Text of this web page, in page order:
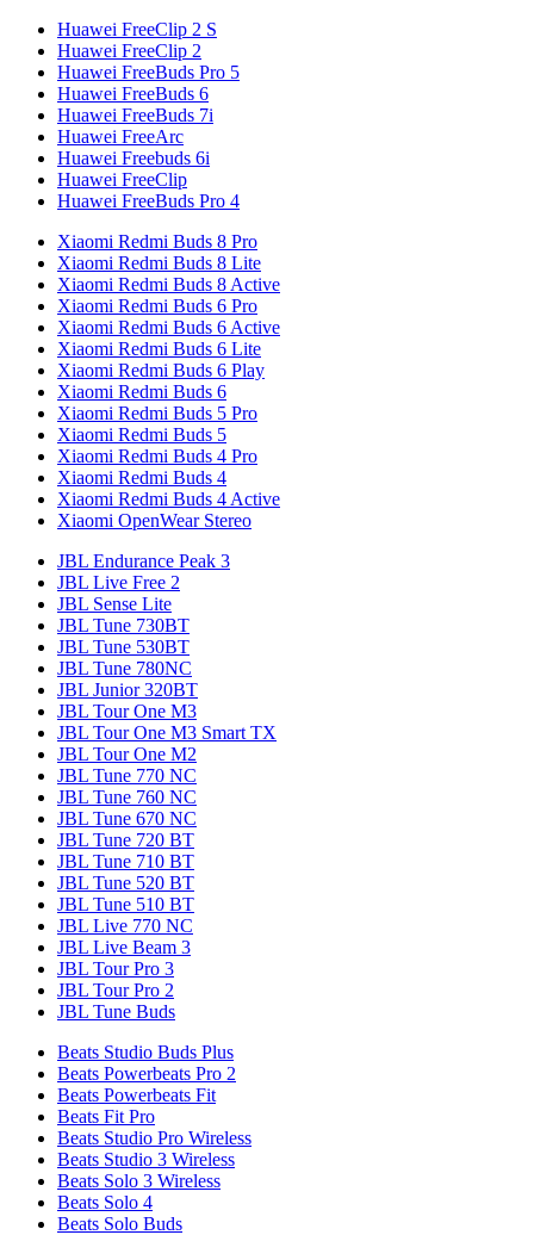
Huawei FreeClip 2 S
Huawei FreeClip 2
Huawei FreeBuds Pro 5
Huawei FreeBuds 6
Huawei FreeBuds 7i
Huawei FreeArc
Huawei Freebuds 6i
Huawei FreeClip
Huawei FreeBuds Pro 4
Xiaomi Redmi Buds 8 Pro
Xiaomi Redmi Buds 8 Lite
Xiaomi Redmi Buds 8 Active
Xiaomi Redmi Buds 6 Pro
Xiaomi Redmi Buds 6 Active
Xiaomi Redmi Buds 6 Lite
Xiaomi Redmi Buds 6 Play
Xiaomi Redmi Buds 6
Xiaomi Redmi Buds 5 Pro
Xiaomi Redmi Buds 5
Xiaomi Redmi Buds 4 Pro
Xiaomi Redmi Buds 4
Xiaomi Redmi Buds 4 Active
Xiaomi OpenWear Stereo
JBL Endurance Peak 3
JBL Live Free 2
JBL Sense Lite
JBL Tune 730BT
JBL Tune 530BT
JBL Tune 780NC
JBL Junior 320BT
JBL Tour One M3
JBL Tour One M3 Smart TX
JBL Tour One M2
JBL Tune 770 NC
JBL Tune 760 NC
JBL Tune 670 NC
JBL Tune 720 BT
JBL Tune 710 BT
JBL Tune 520 BT
JBL Tune 510 BT
JBL Live 770 NC
JBL Live Beam 3
JBL Tour Pro 3
JBL Tour Pro 2
JBL Tune Buds
Beats Studio Buds Plus
Beats Powerbeats Pro 2
Beats Powerbeats Fit
Beats Fit Pro
Beats Studio Pro Wireless
Beats Studio 3 Wireless
Beats Solo 3 Wireless
Beats Solo 4
Beats Solo Buds